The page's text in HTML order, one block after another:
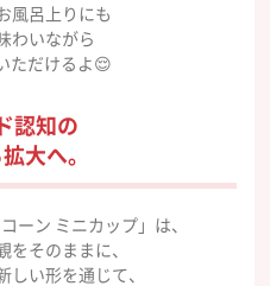
風呂上りにも
わいながら
ただけるよ😌
認知の
大へ。
ーン ミニカップ」は、
をそのままに、
しい形を通じて、